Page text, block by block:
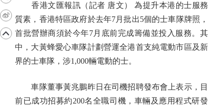
香港文匯報訊（記者 唐文） 為提升本港的士服務
質素，香港特區政府於去年7月批出5個的士車隊牌照，
首批營辦商須於今年7月底前完成籌備並投入服務。其
中，大黃蜂愛心車隊計劃營運全港首支純電動市區及新
界的士車隊，涉1,000輛電動的士。
車隊董事黃兆鵬昨日在司機招聘發布會上表示，目
前已成功招募約200名全職司機，車輛及應用程式研發